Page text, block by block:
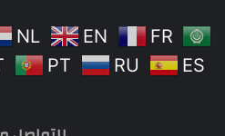
NL EN
FR
PT RU ES